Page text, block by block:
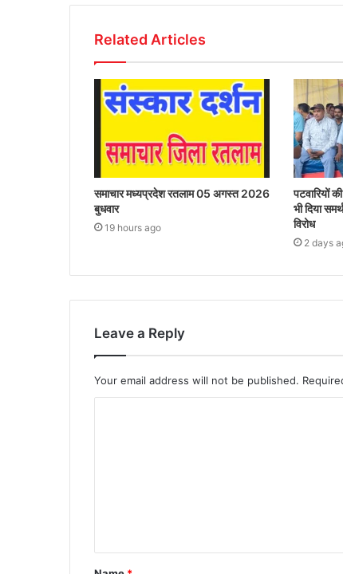
Related Articles
समाचार मध्यप्रदेश रतलाम 05 अगस्त 2026
बुधवार
19 hours ago
पटवारियों
भी दिया
विरोध
2 days
Leave a Reply
Your email address will not be published.